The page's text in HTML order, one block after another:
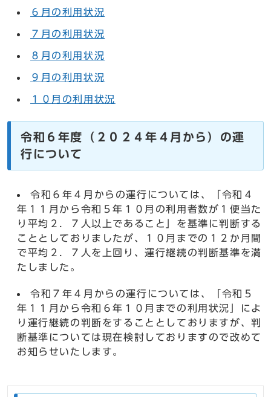
６月の利用状況
７月の利用状況
８月の利用状況
９月の利用状況
１０月の利用状況
令和６年度（２０２４年４月から）の運
行について
令和６年４月からの運行については、「令和４
年１１月から令和５年１０月の利用者数が１便当た
り平均２．７人以上であること」を基準に判断する
こととしておりましたが、１０月までの１２か月間
で平均２．７人を上回り、運行継続の判断基準を満
たしました。
令和７年４月からの運行については、「令和５
年１１月から令和６年１０月までの利用状況」によ
り運行継続の判断をすることとしておりますが、判
断基準については現在検討しておりますので改めて
お知らせいたします。